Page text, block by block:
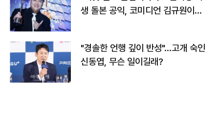
생 돌본 공익, 코미디언 김규원이었
"경솔한 언행 깊이 반성"…고개 숙인
신동엽, 무슨 일이길래?